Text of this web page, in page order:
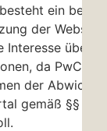
ein
der
Interesse
da PwC für
der
gemäß §§ 33